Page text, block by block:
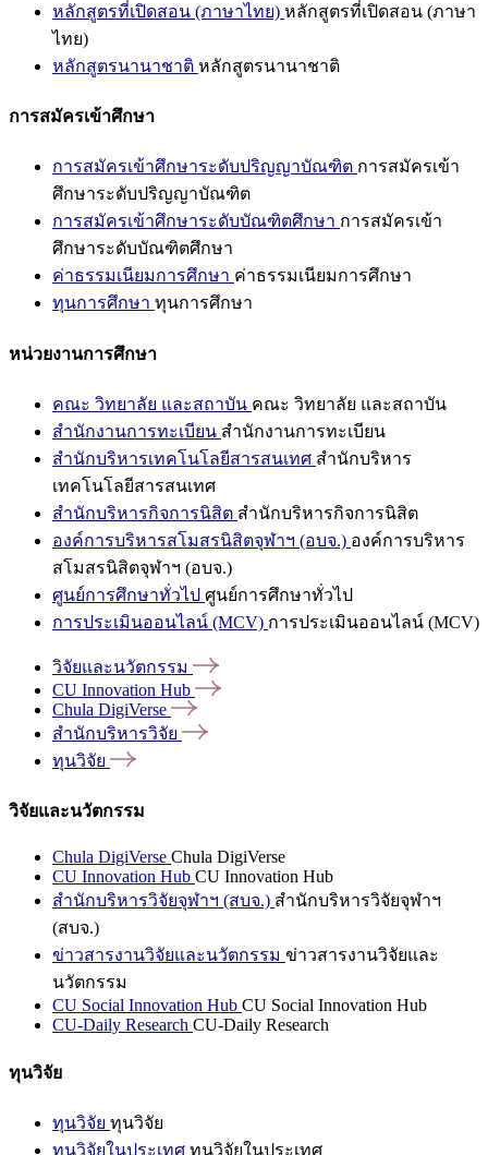
หลักสูตรที่เปิดสอน (ภาษาไทย) หลักสูตรที่เปิดสอน (ภาษา
ไทย)
หลักสูตรนานาชาติ หลักสูตรนานาชาติ
การสมัครเข้าศึกษา
การสมัครเข้าศึกษาระดับปริญญาบัณฑิต การสมัครเข้า
ศึกษาระดับปริญญาบัณฑิต
การสมัครเข้าศึกษาระดับบัณฑิตศึกษา การสมัครเข้า
ศึกษาระดับบัณฑิตศึกษา
ค่าธรรมเนียมการศึกษา ค่าธรรมเนียมการศึกษา
ทุนการศึกษา ทุนการศึกษา
หน่วยงานการศึกษา
คณะ วิทยาลัย และสถาบัน คณะ วิทยาลัย และสถาบัน
สำนักงานการทะเบียน สำนักงานการทะเบียน
สำนักบริหารเทคโนโลยีสารสนเทศ สำนักบริหาร
เทคโนโลยีสารสนเทศ
สำนักบริหารกิจการนิสิต สำนักบริหารกิจการนิสิต
องค์การบริหารสโมสรนิสิตจุฬาฯ (อบจ.) องค์การบริหาร
สโมสรนิสิตจุฬาฯ (อบจ.)
ศูนย์การศึกษาทั่วไป ศูนย์การศึกษาทั่วไป
การประเมินออนไลน์ (MCV) การประเมินออนไลน์ (MCV)
วิจัยและนวัตกรรม
CU Innovation Hub
Chula DigiVerse
สำนักบริหารวิจัย
ทุนวิจัย
วิจัยและนวัตกรรม
Chula DigiVerse Chula DigiVerse
CU Innovation Hub CU Innovation Hub
สำนักบริหารวิจัยจุฬาฯ (สบจ.) สำนักบริหารวิจัยจุฬาฯ
(สบจ.)
ข่าวสารงานวิจัยและนวัตกรรม ข่าวสารงานวิจัยและ
นวัตกรรม
CU Social Innovation Hub CU Social Innovation Hub
CU-Daily Research CU-Daily Research
ทุนวิจัย
ทุนวิจัย ทุนวิจัย
ทุนวิจัยในประเทศ ทุนวิจัยในประเทศ